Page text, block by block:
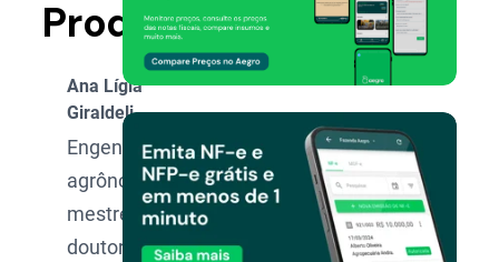
Produção
Ana Lígia
Giraldeli
Engenheira
agrônoma,
mestre e
doutora na